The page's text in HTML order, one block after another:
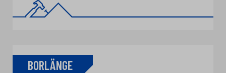
BORLÄNGE